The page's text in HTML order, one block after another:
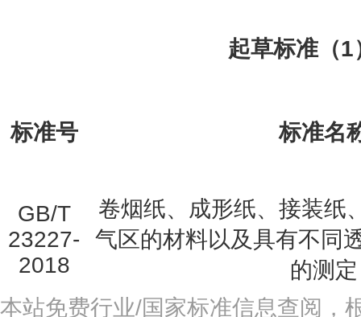
起草标准（1
标准号 标准名
GB/T
23227-
2018
卷烟纸、成形纸、接装纸
气区的材料以及具有不同
的测定
本站免费行业/国家标准信息查阅，